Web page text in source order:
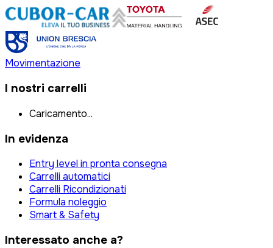
Movimentazione
I nostri carrelli
Caricamento...
In evidenza
Entry level in pronta consegna
Carrelli automatici
Carrelli Ricondizionati
Formula noleggio
Smart & Safety
Interessato anche a?